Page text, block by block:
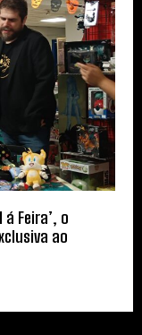
Feira’, o
ao